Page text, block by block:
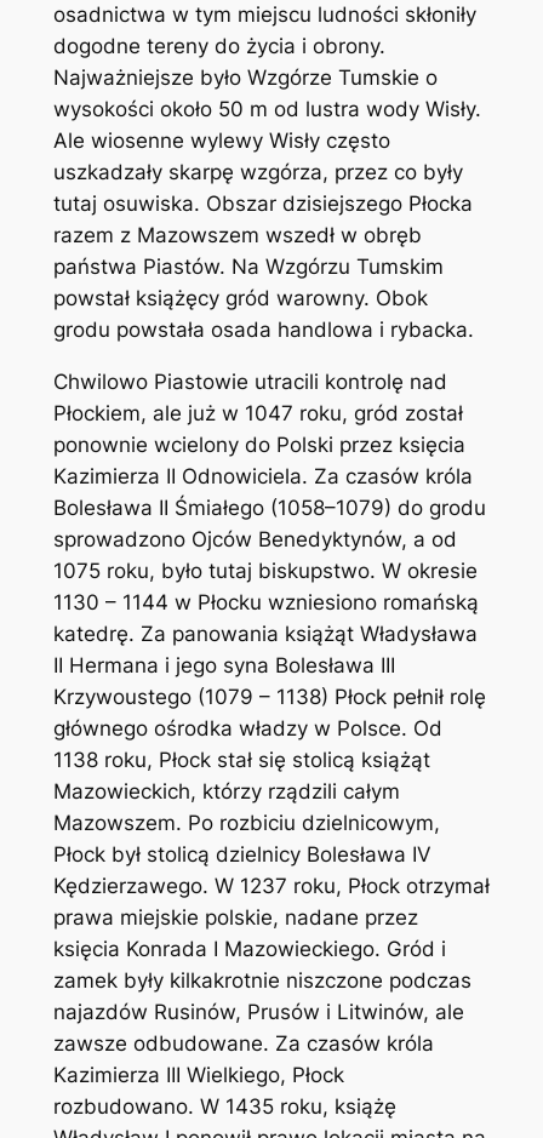
osadnictwa w tym miejscu ludności skłoniły
dogodne tereny do życia i obrony.
Najważniejsze było Wzgórze Tumskie o
wysokości około 50 m od lustra wody Wisły.
Ale wiosenne wylewy Wisły często
uszkadzały skarpę wzgórza, przez co były
tutaj osuwiska. Obszar dzisiejszego Płocka
razem z Mazowszem wszedł w obręb
państwa Piastów. Na Wzgórzu Tumskim
powstał książęcy gród warowny. Obok
grodu powstała osada handlowa i rybacka.
Chwilowo Piastowie utracili kontrolę nad
Płockiem, ale już w 1047 roku, gród został
ponownie wcielony do Polski przez księcia
Kazimierza II Odnowiciela. Za czasów króla
Bolesława II Śmiałego (1058–1079) do grodu
sprowadzono Ojców Benedyktynów, a od
1075 roku, było tutaj biskupstwo. W okresie
1130 – 1144 w Płocku wzniesiono romańską
katedrę. Za panowania książąt Władysława
II Hermana i jego syna Bolesława III
Krzywoustego (1079 – 1138) Płock pełnił rolę
głównego ośrodka władzy w Polsce. Od
1138 roku, Płock stał się stolicą książąt
Mazowieckich, którzy rządzili całym
Mazowszem. Po rozbiciu dzielnicowym,
Płock był stolicą dzielnicy Bolesława IV
Kędzierzawego. W 1237 roku, Płock otrzymał
prawa miejskie polskie, nadane przez
księcia Konrada I Mazowieckiego. Gród i
zamek były kilkakrotnie niszczone podczas
najazdów Rusinów, Prusów i Litwinów, ale
zawsze odbudowane. Za czasów króla
Kazimierza III Wielkiego, Płock
rozbudowano. W 1435 roku, książę